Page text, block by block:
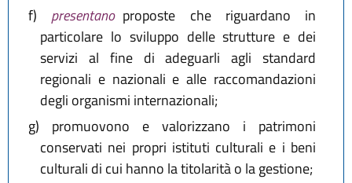
f) presentano proposte che riguardano in
particolare lo sviluppo delle strutture e dei
servizi al fine di adeguarli agli standard
regionali e nazionali e alle raccomandazioni
degli organismi internazionali;
g) promuovono e valorizzano i patrimoni
conservati nei propri istituti culturali e i beni
culturali di cui hanno la titolarità o la gestione;